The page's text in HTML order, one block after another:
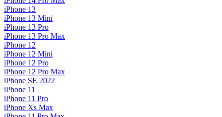
iPhone 13
iPhone 13 Mini
iPhone 13 Pro
iPhone 13 Pro Max
iPhone 12
iPhone 12 Mini
iPhone 12 Pro
iPhone 12 Pro Max
iPhone SE 2022
iPhone 11
iPhone 11 Pro
iPhone Xs Max